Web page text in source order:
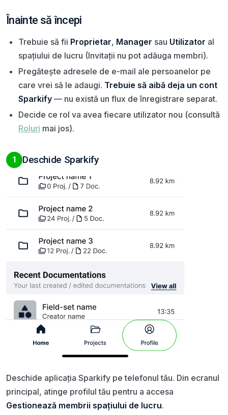
Înainte să începi
Trebuie să fii Proprietar, Manager sau Utilizator al
spațiului de lucru (Invitații nu pot adăuga membri).
Pregătește adresele de e-mail ale persoanelor pe
care vrei să le adaugi. Trebuie să aibă deja un cont
Sparkify — nu există un flux de înregistrare separat.
Decide ce rol va avea fiecare utilizator nou (consultă
Roluri mai jos).
1 Deschide Sparkify
Deschide aplicația Sparkify pe telefonul tău. Din ecranul
principal, atinge profilul tău pentru a accesa
Gestionează membrii spațiului de lucru.